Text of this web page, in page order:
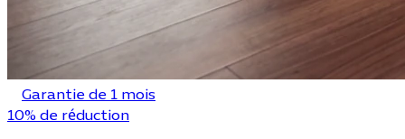
Garantie de 1 mois
10% de réduction